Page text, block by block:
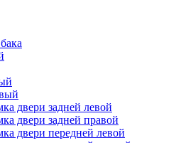
двери задней левой
двери задней правой
двери передней левой